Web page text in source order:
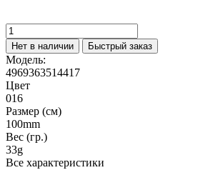
Нет в наличии Быстрый заказ
Модель:
4969363514417
Цвет
016
Размер (см)
100mm
Вес (гр.)
33g
Все характеристики